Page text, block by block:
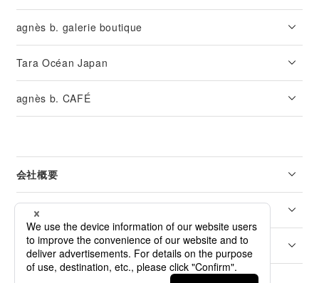
agnès b. galerie boutique
Tara Océan Japan
agnès b. CAFÉ
会社概要
リーガル
カスタマーサービス